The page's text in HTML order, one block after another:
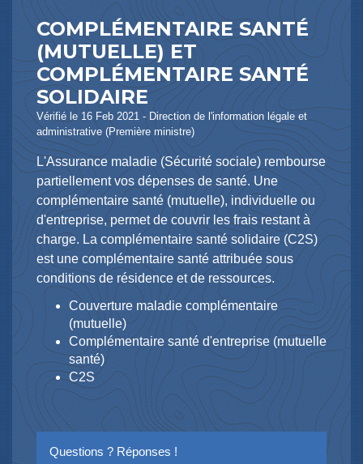
COMPLÉMENTAIRE SANTÉ
(MUTUELLE) ET
COMPLÉMENTAIRE SANTÉ
SOLIDAIRE
Vérifié le 16 Feb 2021 - Direction de l'information légale et
administrative (Première ministre)
L'Assurance maladie (Sécurité sociale) rembourse
partiellement vos dépenses de santé. Une
complémentaire santé (mutuelle), individuelle ou
d'entreprise, permet de couvrir les frais restant à
charge. La complémentaire santé solidaire (C2S)
est une complémentaire santé attribuée sous
conditions de résidence et de ressources.
Couverture maladie complémentaire
(mutuelle)
Complémentaire santé d'entreprise (mutuelle
santé)
C2S
Questions ? Réponses !